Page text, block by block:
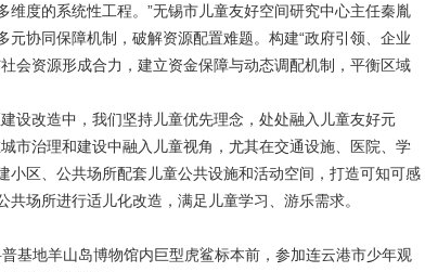
度的系统性工程。”无锡市儿童友好空间研究中心主任秦胤
协同保障机制，破解资源配置难题。构建“政府引领、企业
会资源形成合力，建立资金保障与动态调配机制，平衡区域
设改造中，我们坚持儿童优先理念，处处融入儿童友好元
市治理和建设中融入儿童视角，尤其在交通设施、医院、学
小区、公共场所配套儿童公共设施和活动空间，打造可知可感
场所进行适儿化改造，满足儿童学习、游乐需求。
基地羊山岛博物馆内巨型虎鲨标本前，参加连云港市少年观